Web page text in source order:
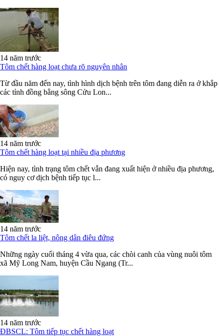
14 năm trước
Tôm chết hàng loạt chưa rõ nguyên nhân
Từ đầu năm đến nay, tình hình dịch bệnh trên tôm đang diễn ra ở khắp
các tỉnh đồng bằng sông Cửu Lon...
14 năm trước
Tôm chết hàng loạt tại nhiều địa phương
Hiện nay, tình trạng tôm chết vẫn đang xuất hiện ở nhiều địa phương,
có nguy cơ dịch bệnh tiếp tục l...
14 năm trước
Tôm chết la liệt, nông dân điêu đứng
Những ngày cuối tháng 4 vừa qua, các chòi canh của vùng nuôi tôm
xã Mỹ Long Nam, huyện Cầu Ngang (Tr...
14 năm trước
ĐBSCL: Tôm tiếp tục chết hàng loạt